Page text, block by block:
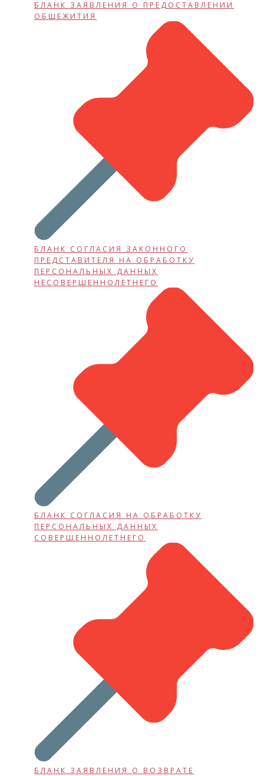
БЛАНК ЗАЯВЛЕНИЯ О ПРЕДОСТАВЛЕНИИ
ОБЩЕЖИТИЯ
БЛАНК СОГЛАСИЯ ЗАКОННОГО
ПРЕДСТАВИТЕЛЯ НА ОБРАБОТКУ
ПЕРСОНАЛЬНЫХ ДАННЫХ
НЕСОВЕРШЕННОЛЕТНЕГО
БЛАНК СОГЛАСИЯ НА ОБРАБОТКУ
ПЕРСОНАЛЬНЫХ ДАННЫХ
СОВЕРШЕННОЛЕТНЕГО
БЛАНК ЗАЯВЛЕНИЯ О ВОЗВРАТЕ